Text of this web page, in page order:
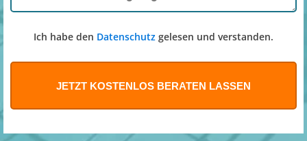
Ich habe den Datenschutz gelesen und verstanden.